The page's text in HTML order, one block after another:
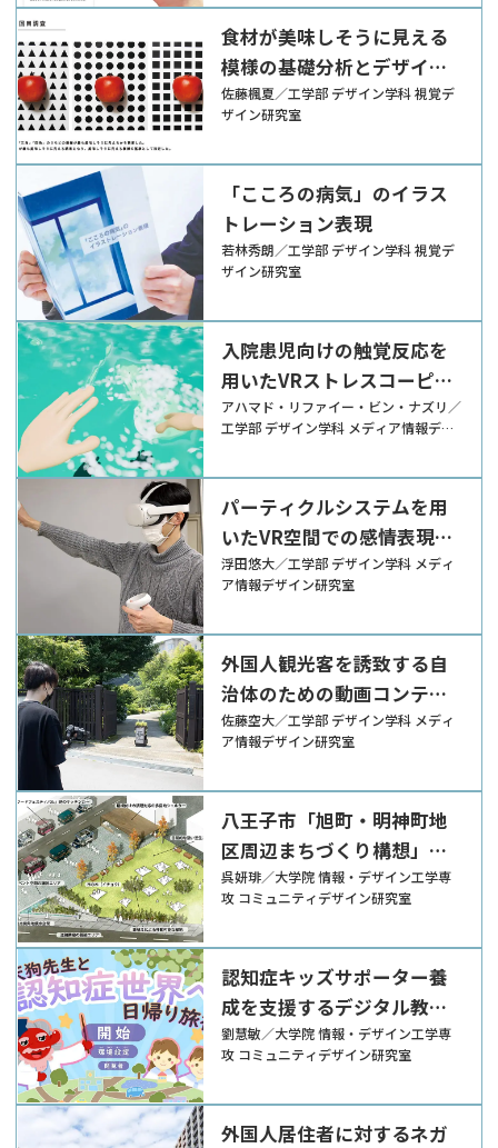
食材が美味しそうに見える
模様の基礎分析とデザイン
展開
佐藤楓夏／工学部 デザイン学科 視覚デ
ザイン研究室
「こころの病気」のイラス
トレーション表現
若林秀朗／工学部 デザイン学科 視覚デ
ザイン研究室
入院患児向けの触覚反応を
用いたVRストレスコーピン
グツールの開発
アハマド・リファイー・ビン・ナズリ／
工学部 デザイン学科 メディア情報デザ
パーティクルシステムを用
いたVR空間での感情表現ツ
ールの開発
浮田悠大／工学部 デザイン学科 メディ
ア情報デザイン研究室
外国人観光客を誘致する自
治体のための動画コンテン
ツの提案
佐藤空大／工学部 デザイン学科 メディ
ア情報デザイン研究室
八王子市「旭町・明神町地
区周辺まちづくり構想」に
おける都市型広場のあり方
呉妍琲／大学院 情報・デザイン工学専
攻 コミュニティデザイン研究室
認知症キッズサポーター養
成を支援するデジタル教育
絵本
劉慧敏／大学院 情報・デザイン工学専
攻 コミュニティデザイン研究室
外国人居住者に対するネガ